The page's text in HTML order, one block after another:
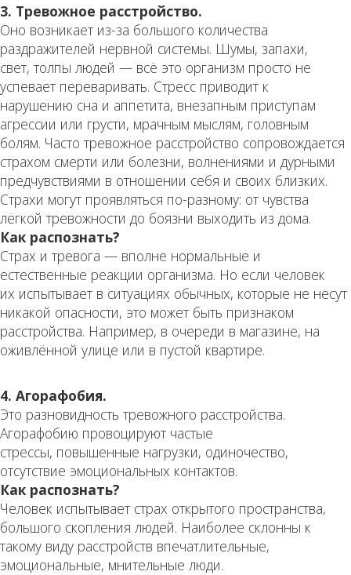
3. Тревожное расстройство.
Оно возникает из-за большого количества
раздражителей нервной системы. Шумы, запахи,
свет, толпы людей — всё это организм просто не
успевает переваривать. Стресс приводит к
нарушению сна и аппетита, внезапным приступам
агрессии или грусти, мрачным мыслям, головным
болям. Часто тревожное расстройство сопровождается
страхом смерти или болезни, волнениями и дурными
предчувствиями в отношении себя и своих близких.
Страхи могут проявляться по-разному: от чувства
лёгкой тревожности до боязни выходить из дома.
Как распознать?
Страх и тревога — вполне нормальные и
естественные реакции организма. Но если человек
их испытывает в ситуациях обычных, которые не несут
никакой опасности, это может быть признаком
расстройства. Например, в очереди в магазине, на
оживлённой улице или в пустой квартире.
4. Агорафобия.
Это разновидность тревожного расстройства.
Агорафобию провоцируют частые
стрессы, повышенные нагрузки, одиночество,
отсутствие эмоциональных контактов.
Как распознать?
Человек испытывает страх открытого пространства,
большого скопления людей. Наиболее склонны к
такому виду расстройств впечатлительные,
эмоциональные, мнительные люди.